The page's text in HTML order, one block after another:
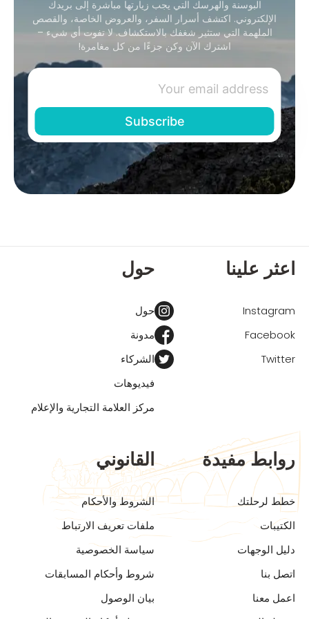
البوسنة والهرسك التي يجب زيارتها مباشرة إلى بريدك
الإلكتروني. اكتشف أسرار السفر، والعروض الخاصة، والقصص
الملهمة التي ستثير شغفك بالاستكشاف. لا تفوت أي شيء –
اشترك الآن وكن جزءًا من كل مغامرة!
اعثر علينا
Instagram
Facebook
Twitter
حول
حول
مدونة
الشركاء
فيديوهات
مركز العلامة التجارية والإعلام
روابط مفيدة
خطط لرحلتك
الكتيبات
دليل الوجهات
اتصل بنا
اعمل معنا
القانوني
الشروط والأحكام
ملفات تعريف الارتباط
سياسة الخصوصية
شروط وأحكام المسابقات
بيان الوصول